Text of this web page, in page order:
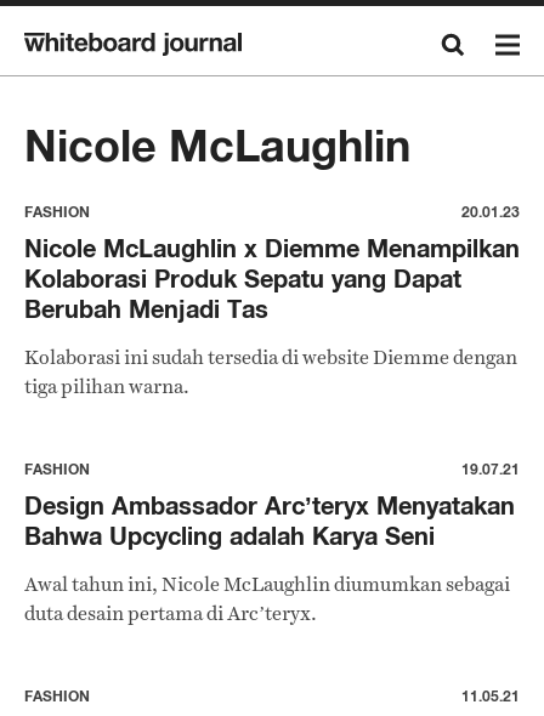
Nicole McLaughlin
FASHION 20.01.23
Nicole McLaughlin x Diemme Menampilkan
Kolaborasi Produk Sepatu yang Dapat
Berubah Menjadi Tas
Kolaborasi ini sudah tersedia di website Diemme dengan
tiga pilihan warna.
FASHION 19.07.21
Design Ambassador Arc’teryx Menyatakan
Bahwa Upcycling adalah Karya Seni
Awal tahun ini, Nicole McLaughlin diumumkan sebagai
duta desain pertama di Arc’teryx.
FASHION 11.05.21